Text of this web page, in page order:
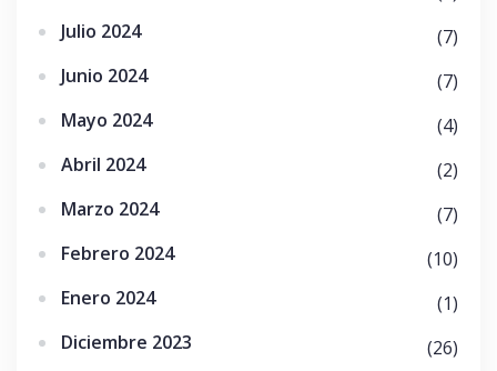
Julio 2024
(7)
Junio 2024
(7)
Mayo 2024
(4)
Abril 2024
(2)
Marzo 2024
(7)
Febrero 2024
(10)
Enero 2024
(1)
Diciembre 2023
(26)